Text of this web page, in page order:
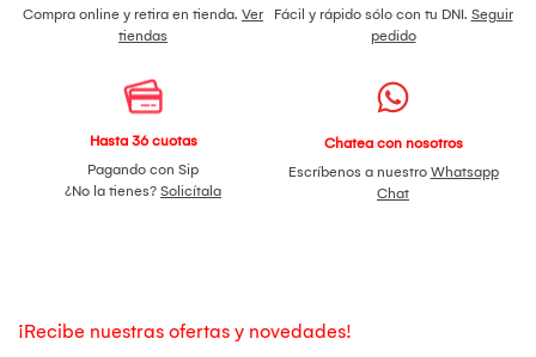
Compra online y retira en tienda. Ver
tiendas
Fácil y rápido sólo con tu DNI. Seguir
pedido
Hasta 36 cuotas
Pagando con Sip
¿No la tienes? Solicítala
Chatea con nosotros
Escríbenos a nuestro Whatsapp
Chat
¡Recibe nuestras ofertas y novedades!